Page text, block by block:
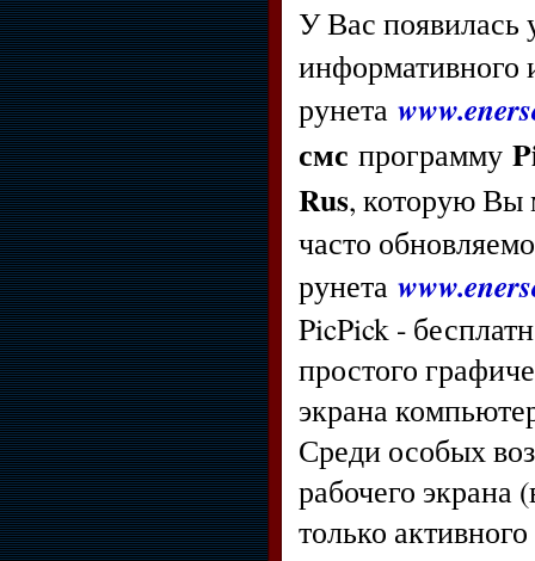
У Вас появилась
информативного
рунета
смс программу
Rus, которую
часто
рунета
PicPick -
простого
экрана
Среди особых
рабочего экрана
только